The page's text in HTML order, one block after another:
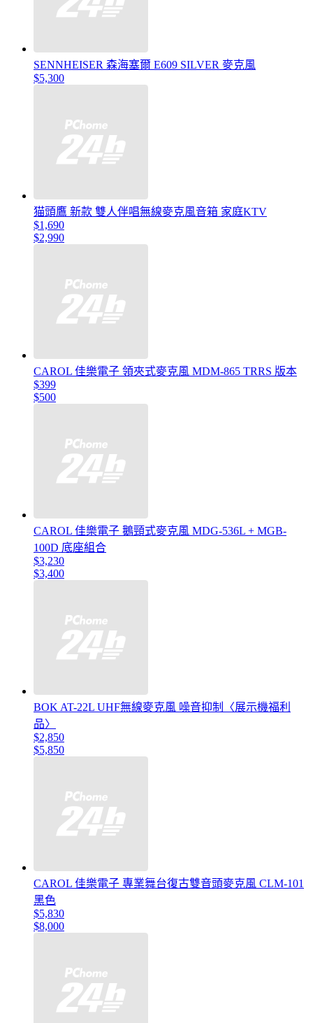
SENNHEISER 森海塞爾 E609 SILVER 麥克風
$5,300
猫頭鷹 新款 雙人伴唱無線麥克風音箱 家庭KTV
$1,690
$2,990
CAROL 佳樂電子 領夾式麥克風 MDM-865 TRRS 版本
$399
$500
CAROL 佳樂電子 鵝頸式麥克風 MDG-536L + MGB-
100D 底座組合
$3,230
$3,400
BOK AT-22L UHF無線麥克風 噪音抑制〈展示機福利
品〉
$2,850
$5,850
CAROL 佳樂電子 專業舞台復古雙音頭麥克風 CLM-101
黑色
$5,830
$8,000